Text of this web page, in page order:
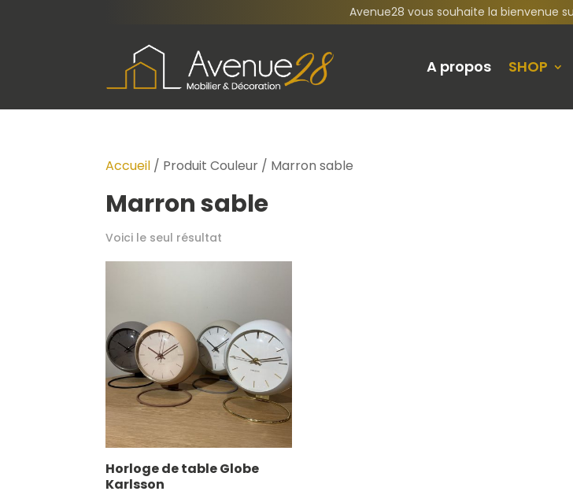
Avenue28 vous souhaite la bienvenue
A propos SHOP
Accueil / Produit Couleur / Marron sable
Marron sable
Voici le seul résultat
Horloge de table Globe
Karlsson